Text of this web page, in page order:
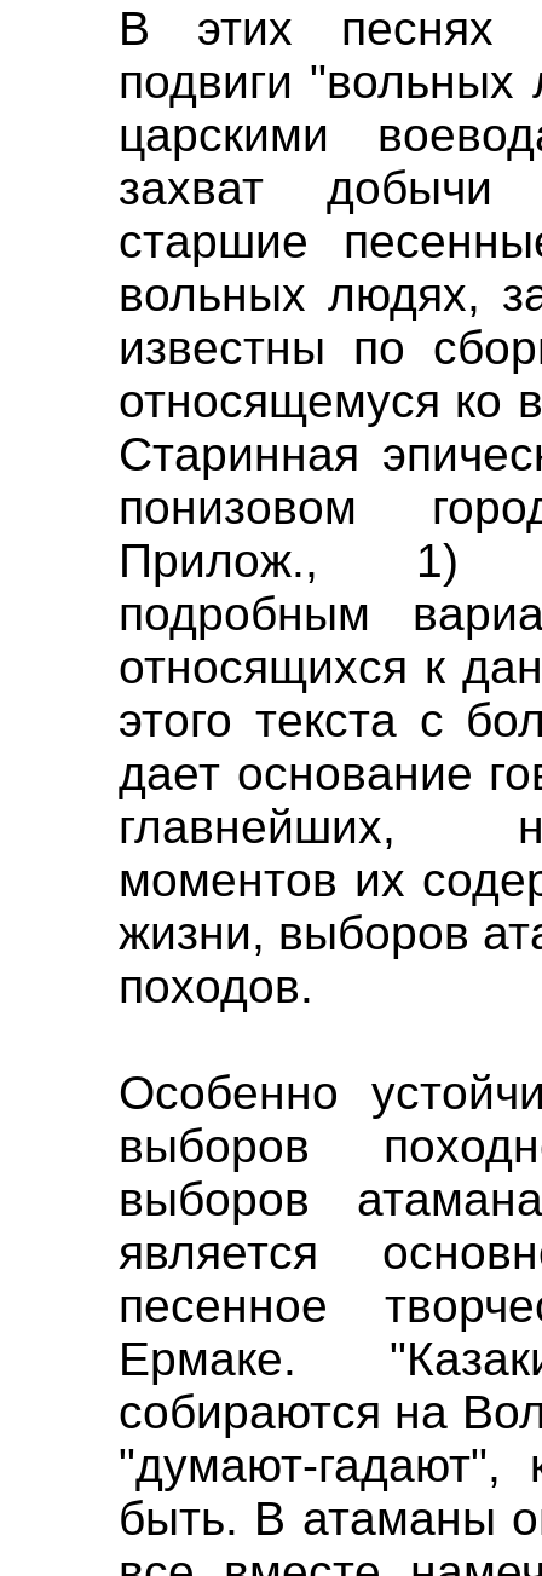
В этих песнях
подвиги "вольных
царскими
захват
старшие
вольных людях,
известны по
относящемуся ко
Старинная
понизовом
Прилож., 1)
подробным
относящихся к
этого текста с
дает основание
главнейших,
моментов их
жизни, выборов
походов.
Особенно
выборов
выборов
является
песенное
Ермаке.
собираются на
"думают-
быть. В атаманы